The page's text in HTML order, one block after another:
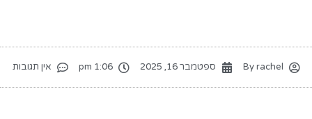
Byrachel ספטמבר 16, 2025 1:06 pm אין תגובות